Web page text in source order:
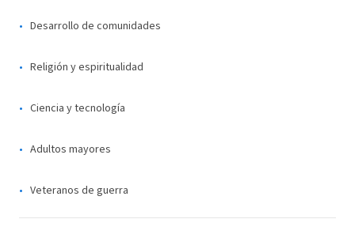
Desarrollo de comunidades
Religión y espiritualidad
Ciencia y tecnología
Adultos mayores
Veteranos de guerra